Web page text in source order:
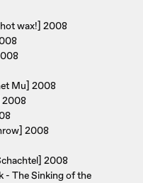
wax!] 2008
Mu] 2008
2008
2008
2008
- The Sinking of the